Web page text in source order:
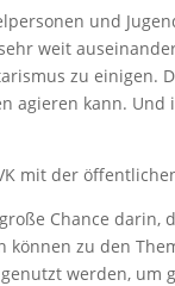
und
weit
zu einigen.
agieren kann.
mit der
Chance
können zu den
werden,